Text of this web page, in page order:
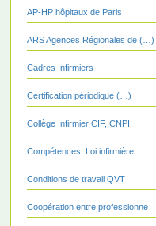
AP-HP hôpitaux de Paris
ARS Agences Régionales de (…)
Cadres Infirmiers
Certification périodique (…)
Collège Infirmier CIF, CNPI,
Compétences, Loi infirmière,
Conditions de travail QVT
Coopération entre professionne